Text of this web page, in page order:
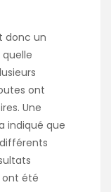
donc un
ont
Une
indiqué que
ont été